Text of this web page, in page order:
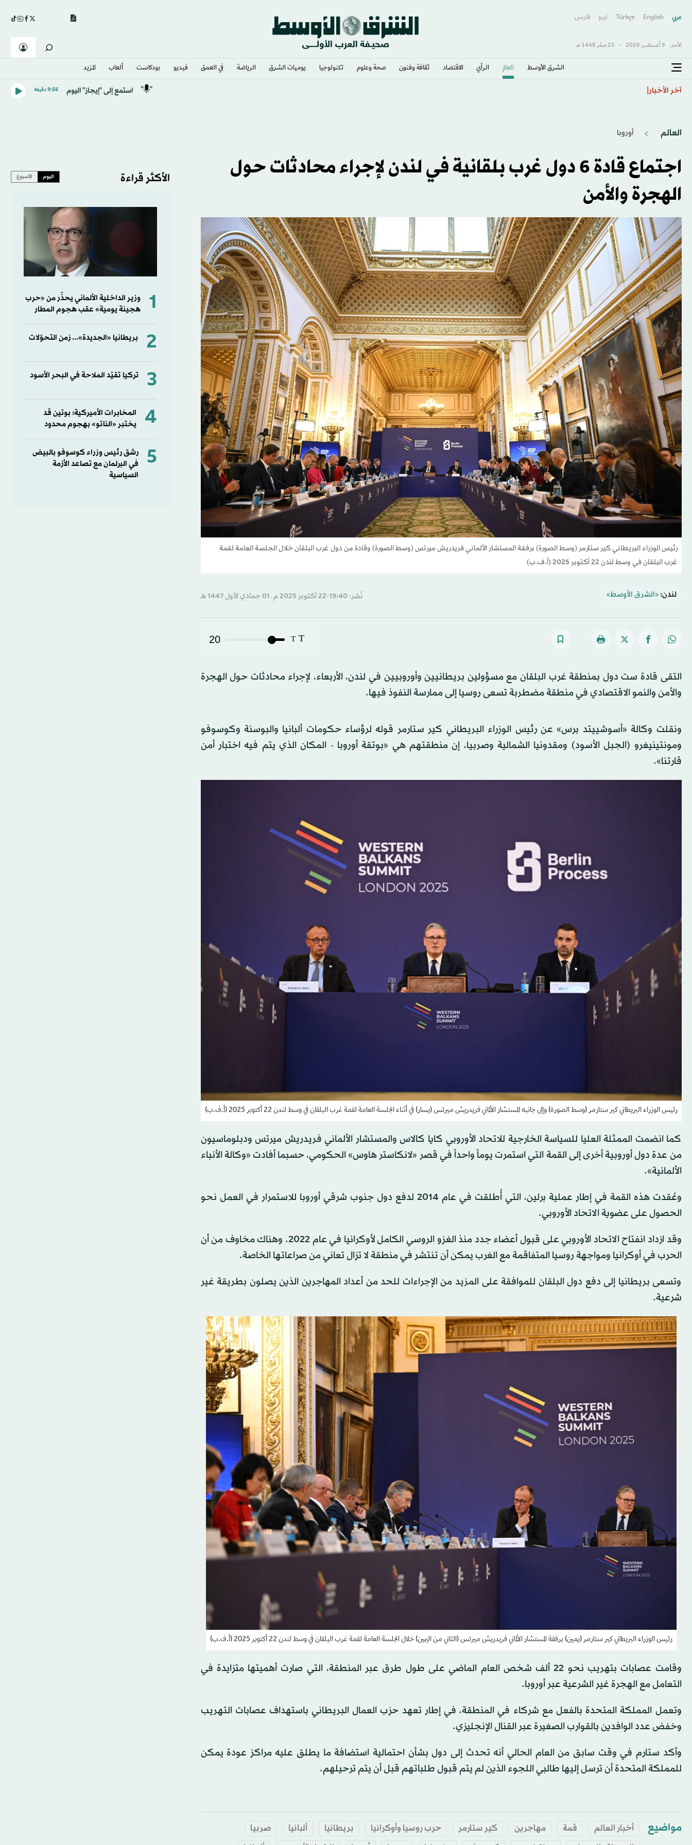
عربي English
Türkçe اردو فارسى
الأحد, 9 أغسطس 2026 - 25 صفَر 1448 هـ
الشرق الأوسط​ العالم الرأي الاقتصاد ثقافة وفنون صحة وعلوم تكنولوجيا يوميات الشرق​ الرياضة في العمق فيديو بودكاست ألعاب المزيد
آخر الأخبار استمع إلى "إيجاز" اليوم 9:56 دقيقه
العالم أوروبا
اجتماع قادة 6 دول غرب بلقانية في لندن لإجراء محادثات حول
الهجرة والأمن
رئيس الوزراء البريطاني كير ستارمر (وسط الصورة) برفقة المستشار الألماني فريدريش ميرتس (وسط الصورة) وقادة من دول غرب البلقان خلال الجلسة العامة لقمة
غرب البلقان في وسط لندن 22 أكتوبر 2025 (أ.ف.ب)
لندن: «الشرق الأوسط» نُشر: 19:40-22 أكتوبر 2025 م ـ 01 جمادي الأول 1447 هـ
T
T
20
التقى قادة ست دول بمنطقة غرب البلقان مع مسؤولين بريطانيين وأوروبيين في لندن، الأربعاء، لإجراء محادثات حول الهجرة
والأمن والنمو الاقتصادي في منطقة مضطربة تسعى روسيا إلى ممارسة النفوذ فيها.
ونقلت وكالة «أسوشييتد برس» عن رئيس الوزراء البريطاني كير ستارمر قوله لرؤساء حكومات ألبانيا والبوسنة وكوسوفو
ومونتينيغرو (الجبل الأسود) ومقدونيا الشمالية وصربيا، إن منطقتهم هي «بوتقة أوروبا - المكان الذي يتم فيه اختبار أمن
قارتنا».
رئيس الوزراء البريطاني كير ستارمر (وسط الصورة) وإلى جانبه المستشار الألماني فريدريش ميرتس (يسار) في أثناء الجلسة العامة لقمة غرب البلقان في وسط لندن 22 أكتوبر 2025 (أ.ف.ب)
كما انضمت الممثلة العليا للسياسة الخارجية للاتحاد الأوروبي كايا كالاس والمستشار الألماني فريدريش ميرتس ودبلوماسيون
من عدة دول أوروبية أخرى إلى القمة التي استمرت يوماً واحداً في قصر «لانكاستر هاوس» الحكومي، حسبما أفادت «وكالة الأنباء
الألمانية».
وعُقدت هذه القمة في إطار عملية برلين، التي أُطلقت في عام 2014 لدفع دول جنوب شرقي أوروبا للاستمرار في العمل نحو
الحصول على عضوية الاتحاد الأوروبي.
وقد ازداد انفتاح الاتحاد الأوروبي على قبول أعضاء جدد منذ الغزو الروسي الكامل لأوكرانيا في عام 2022. وهناك مخاوف من أن
الحرب في أوكرانيا ومواجهة روسيا المتفاقمة مع الغرب يمكن أن تنتشر في منطقة لا تزال تعاني من صراعاتها الخاصة.
وتسعى بريطانيا إلى دفع دول البلقان للموافقة على المزيد من الإجراءات للحد من أعداد المهاجرين الذين يصلون بطريقة غير
شرعية.
رئيس الوزراء البريطاني كير ستارمر (يمين) برفقة المستشار الألماني فريدريش ميرتس (الثاني من اليمين) خلال الجلسة العامة لقمة غرب البلقان في وسط لندن 22 أكتوبر 2025 (أ.ف.ب)
وقامت عصابات بتهريب نحو 22 ألف شخص العام الماضي على طول طرق عبر المنطقة، التي صارت أهميتها متزايدة في
التعامل مع الهجرة غير الشرعية عبر أوروبا.
وتعمل المملكة المتحدة بالفعل مع شركاء في المنطقة، في إطار تعهد حزب العمال البريطاني باستهداف عصابات التهريب
وخفض عدد الوافدين بالقوارب الصغيرة عبر القنال الإنجليزي.
وأكد ستارم في وقت سابق من العام الحالي أنه تحدث إلى دول بشأن احتمالية استضافة ما يطلق عليه مراكز عودة يمكن
للمملكة المتحدة أن ترسل إليها طالبي اللجوء الذين لم يتم قبول طلباتهم قبل أن يتم ترحيلهم.
مواضيع أخبار العالم قمة مهاجرين كير ستارمر حرب روسيا وأوكرانيا بريطانيا ألبانيا
صربيا
الأكثر قراءة اليوم الأسبوع
1
وزير الداخلية الألماني يحذّر من «حرب
هجينة يومية» عقب هجوم المطار
2 بريطانيا «الجديدة»... زمن التحوّلات
3 تركيا تقيّد الملاحة في البحر الأسود
4
المخابرات الأميركية: بوتين قد
يختبر «الناتو» بهجوم محدود
5
رشق رئيس وزراء كوسوفو بالبيض
في البرلمان مع تصاعد الأزمة
السياسية